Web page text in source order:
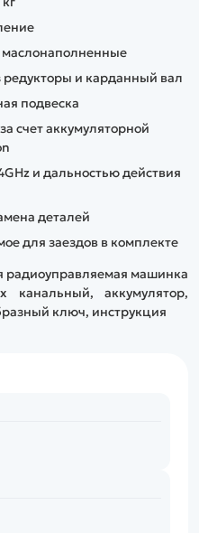
и карданный вал
подвеска
счет аккумуляторной
и дальностью действия
деталей
для заездов в комплекте
радиоуправляемая машинка
канальный, аккумулятор,
ключ, инструкция